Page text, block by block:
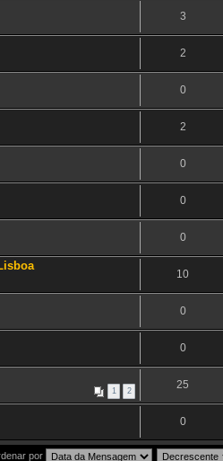
3
2
0
2
0
0
0
10
0
0
1 2 25
0
por